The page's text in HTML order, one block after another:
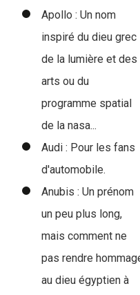
Apollo : Un nom
inspiré du dieu grec
de la lumière et des
arts ou du
programme spatial
de la nasa...
Audi : Pour les fans
d'automobile.
Anubis : Un prénom
un peu plus long,
mais comment ne
pas rendre
au dieu égyptien à